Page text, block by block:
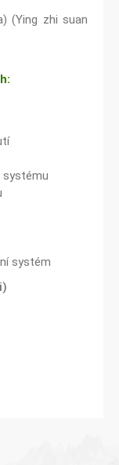
(Ying zhi suan
systému
systém